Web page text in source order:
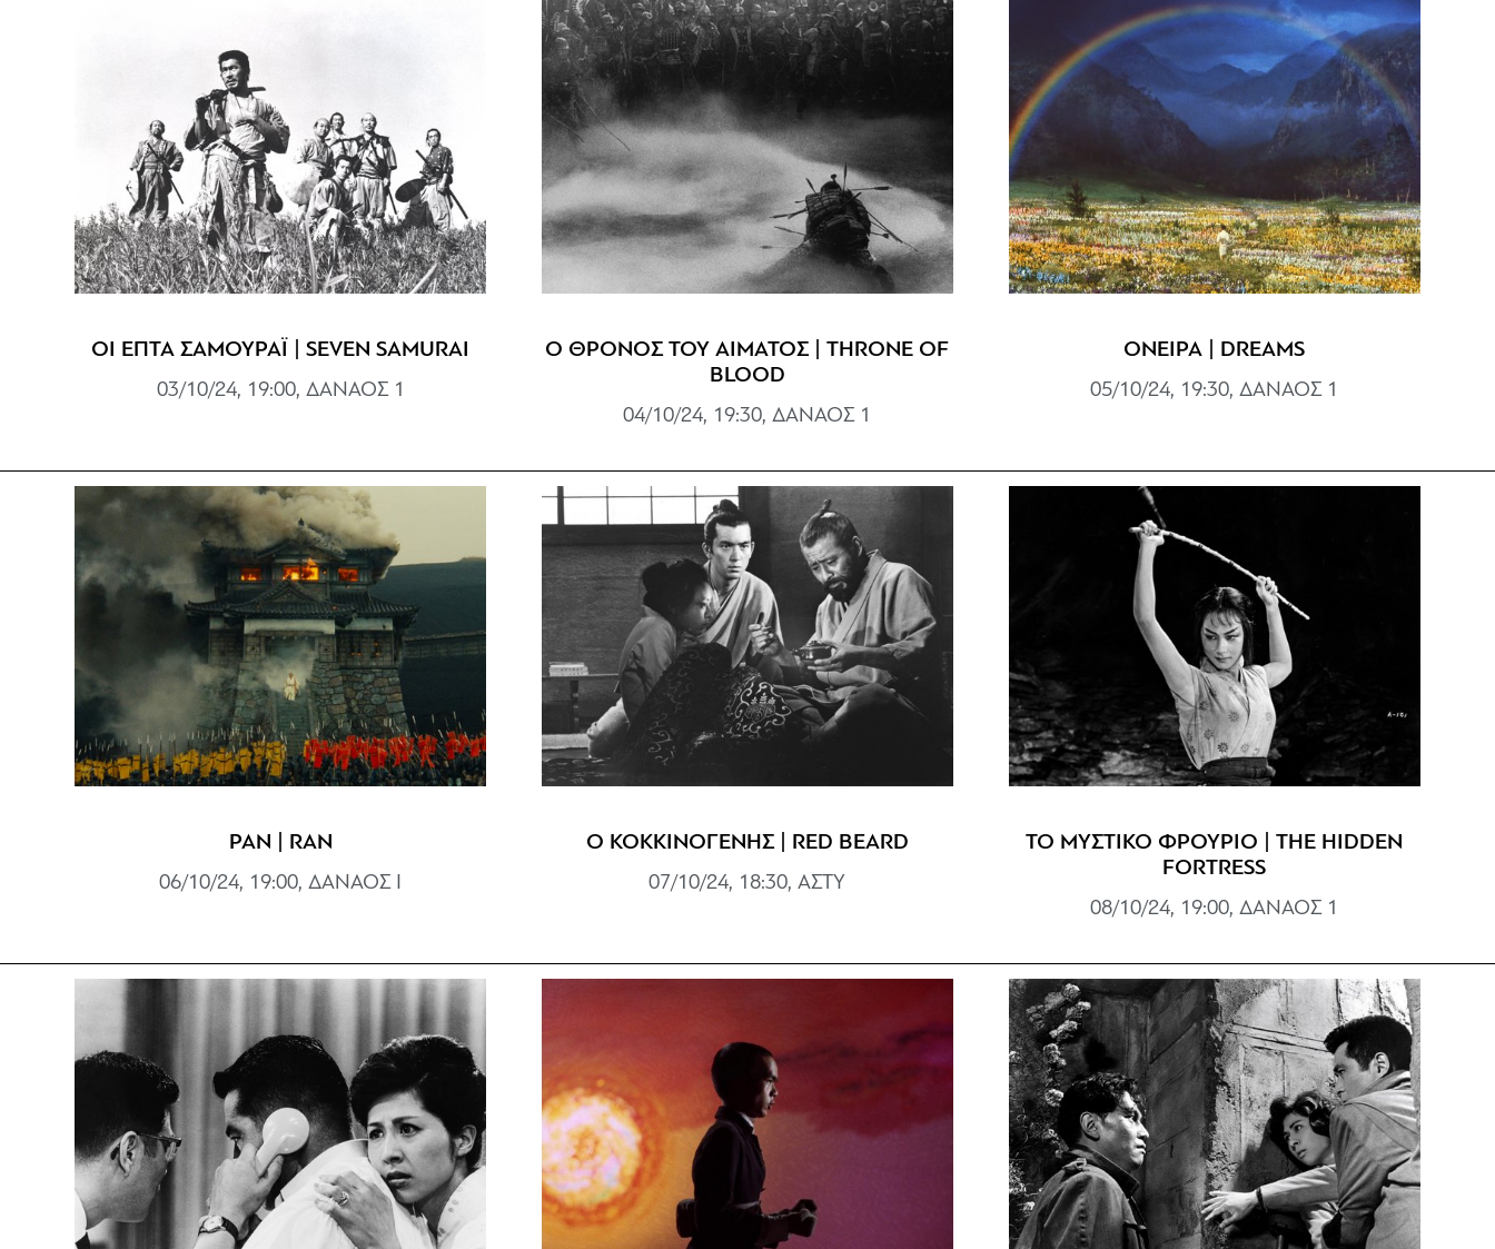
ΟΙ ΕΠΤΑ ΣΑΜΟΥΡΑΪ | SEVEN SAMURAI
03/10/24, 19:00, ΔΑΝΑΟΣ 1
Ο ΘΡΟΝΟΣ ΤΟΥ ΑΙΜΑΤΟΣ | THRONE OF
BLOOD
04/10/24, 19:30, ΔΑΝΑΟΣ 1
ΟΝΕΙΡΑ | DREAMS
05/10/24, 19:30, ΔΑΝΑΟΣ 1
ΡΑΝ | RAN
06/10/24, 19:00, ΔΑΝΑΟΣ Ι
Ο ΚΟΚΚΙΝΟΓΕΝΗΣ | RED BEARD
07/10/24, 18:30, ΑΣΤΥ
ΤΟ ΜΥΣΤΙΚΟ ΦΡΟΥΡΙΟ | THE HIDDEN
FORTRESS
08/10/24, 19:00, ΔΑΝΑΟΣ 1